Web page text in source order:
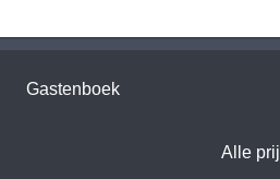
Gastenboek
Alle